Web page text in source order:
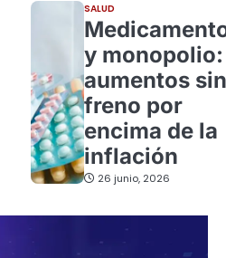
SALUD
y monopolio:
aumentos sin
freno por
encima de la
inflación
26 junio, 2026